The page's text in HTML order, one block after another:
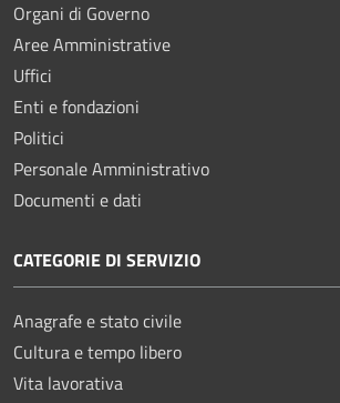
Organi di Governo
Aree Amministrative
Uffici
Enti e fondazioni
Politici
Personale Amministrativo
Documenti e dati
CATEGORIE DI SERVIZIO
Anagrafe e stato civile
Cultura e tempo libero
Vita lavorativa